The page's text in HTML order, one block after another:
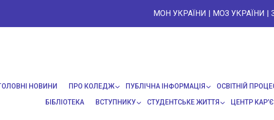
МОН УКРАЇНИ | МОЗ УКРАЇНИ |
НОВИНИ ПРО КОЛЕДЖ ПУБЛІЧНА ІНФОРМАЦІЯ ОСВІТНІЙ
БІБЛІОТЕКА ВСТУПНИКУ СТУДЕНТСЬКЕ ЖИТТЯ ЦЕНТР